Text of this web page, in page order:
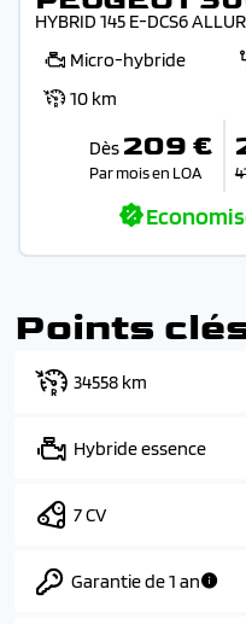
HYBRID 145 E-DCS6
Micro-hybride
10 km
Dès 209 €
Par mois en LOA
Points
34558 km
Hybride essence
7 CV
Garantie de 1 an